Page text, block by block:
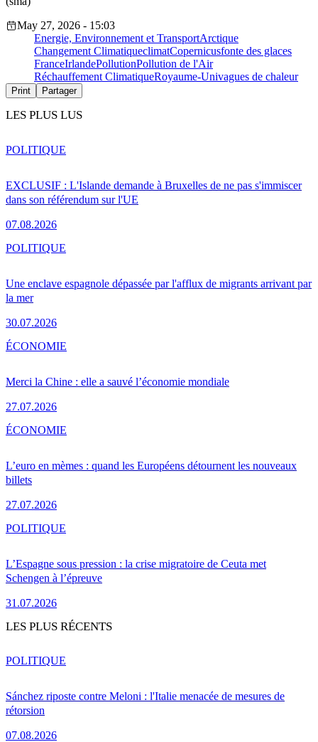
May 27, 2026 - 15:03
Energie, Environnement et TransportArctique
Changement ClimatiqueclimatCopernicusfonte des glaces
FranceIrlandePollutionPollution de l'Air
Réchauffement ClimatiqueRoyaume-Univagues de chaleur
Print Partager
LES PLUS LUS
EXCLUSIF : L'Islande demande à Bruxelles de ne pas s'immiscer
dans son référendum sur l'UE
07.08.2026
POLITIQUE
Une enclave espagnole dépassée par l'afflux de migrants arrivant par
la mer
30.07.2026
POLITIQUE
Merci la Chine : elle a sauvé l’économie mondiale
27.07.2026
ÉCONOMIE
L’euro en mèmes : quand les Européens détournent les nouveaux
billets
27.07.2026
ÉCONOMIE
L’Espagne sous pression : la crise migratoire de Ceuta met
Schengen à l’épreuve
31.07.2026
POLITIQUE
LES PLUS RÉCENTS
Sánchez riposte contre Meloni : l'Italie menacée de mesures de
rétorsion
07.08.2026
POLITIQUE